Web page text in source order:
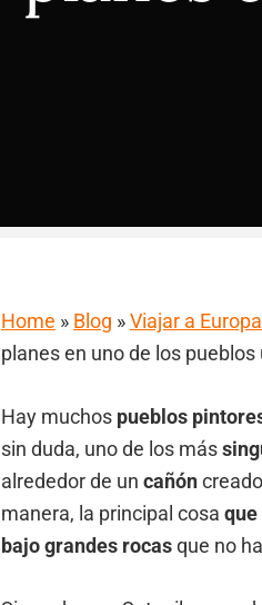
Home » Blog »Viajar a Europa
planes en uno de los pueblos
Hay muchos pueblos
sin duda, uno de los más
alrededor de un cañón
manera, la principal cosa que
bajo grandes rocasque no